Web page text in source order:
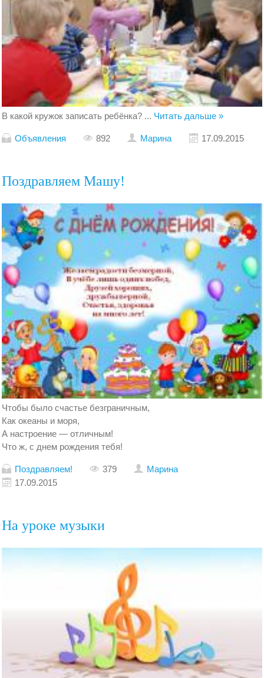
В какой кружок записать ребёнка? ... Читать дальше »
Объявления 892 Марина 17.09.2015
Поздравляем Машу!
Чтобы было счастье безграничным,
Как океаны и моря,
А настроение — отличным!
Что ж, с днем рождения тебя!
Поздравляем! 379
Марина
17.09.2015
На уроке музыки